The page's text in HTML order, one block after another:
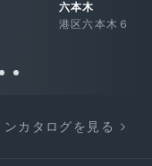
六本木
港区六本木６
カタログを見る